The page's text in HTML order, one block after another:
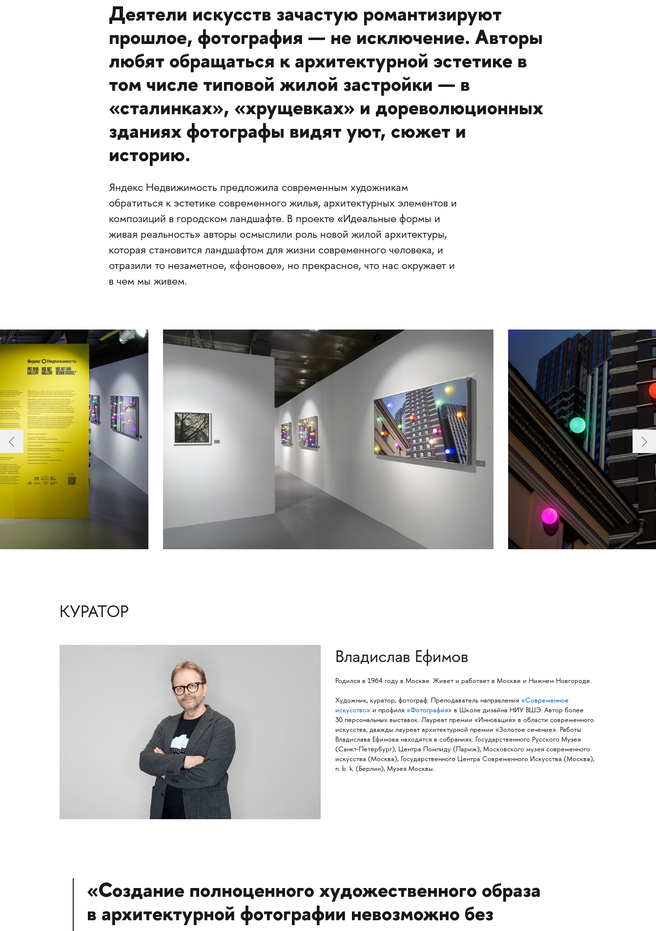
Деятели искусств зачастую романтизируют
прошлое, фотография — не исключение. Авторы
любят обращаться к архитектурной эстетике в
том числе типовой жилой застройки — в
«сталинках», «хрущевках» и дореволюционных
зданиях фотографы видят уют, сюжет и
историю.
Яндекс Недвижимость предложила современным художникам
обратиться к эстетике современного жилья, архитектурных элементов и
композиций в городском ландшафте. В проекте «Идеальные формы и
живая реальность» авторы осмыслили роль новой жилой архитектуры,
которая становится ландшафтом для жизни современного человека, и
отразили то незаметное, «фоновое», но прекрасное, что нас окружает и
в чем мы живем.
КУРАТОР
Владислав Ефимов
Родился в 1964 году в Москве. Живет и работает в Москве и Нижнем Новгороде.
Художник, куратор, фотограф. Преподаватель направления «Современное
искусство» и профиля «Фотография» в Школе дизайна НИУ ВШЭ. Автор более
30 персональных выставок. Лауреат премии «Инновация» в области современного
искусства, дважды лауреат архитектурной премии «Золотое сечение». Работы
Владислава Ефимова находятся в собраниях: Государственного Русского Музея
(Санкт-Петербург), Центра Помпиду (Париж), Московского музея современного
искусства (Москва), Государственного Центра Современного Искусства (Москва),
n. b. k. (Берлин), Музея Москвы.
«Создание полноценного художественного образа
в архитектурной фотографии невозможно без